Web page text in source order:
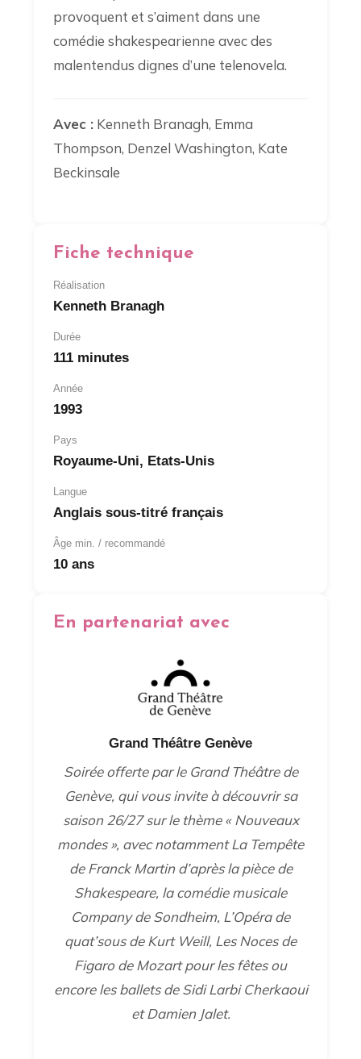
provoquent et s’aiment dans une
comédie shakespearienne avec des
malentendus dignes d’une telenovela.
Avec : Kenneth Branagh, Emma
Thompson, Denzel Washington, Kate
Beckinsale
Fiche technique
Réalisation
Kenneth Branagh
Durée
111 minutes
Année
1993
Pays
Royaume-Uni, Etats-Unis
Langue
Anglais sous-titré français
Âge min. / recommandé
10 ans
En partenariat avec
Grand Théâtre Genève
Soirée offerte par le Grand Théâtre de
Genève, qui vous invite à découvrir sa
saison 26/27 sur le thème « Nouveaux
mondes », avec notamment La Tempête
de Franck Martin d’après la pièce de
Shakespeare, la comédie musicale
Company de Sondheim, L’Opéra de
quat’sous de Kurt Weill, Les Noces de
Figaro de Mozart pour les fêtes ou
encore les ballets de Sidi Larbi Cherkaoui
et Damien Jalet.